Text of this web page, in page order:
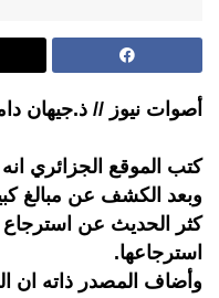
أصوات نيوز // ذ.جيهان
كتب الموقع الجزائري
وبعد الكشف عن مبالغ
كثر الحديث عن استرجاع
استرجاعها.
وأضاف المصدر ذاته ان